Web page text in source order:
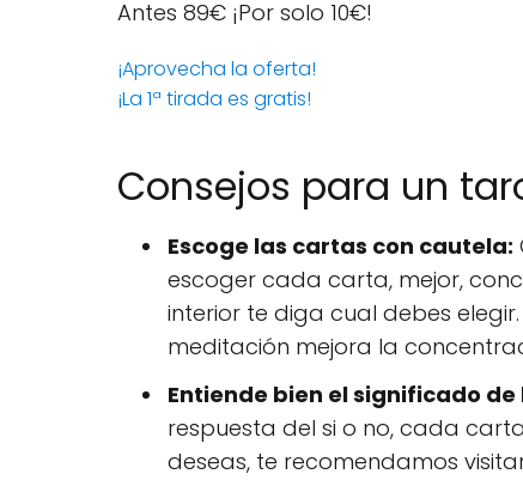
Antes 89€ ¡Por solo 10€!
¡Aprovecha la oferta!
¡La 1ª tirada es gratis!
Consejos para un
Escoge las cartas con cautela:
escoger cada carta, mejor,
interior te diga cual debes
meditación mejora la
Entiende bien el significado
respuesta del si o no, cada
deseas, te recomendamos